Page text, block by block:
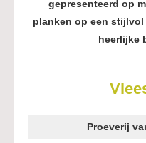
gepresenteerd op
planken op een
heerlijke
Proeverij